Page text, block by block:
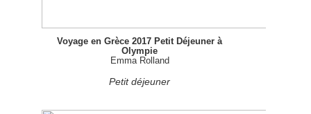
Voyage en Grèce 2017 Petit Déjeuner à
Olympie
Emma Rolland
Petit déjeuner